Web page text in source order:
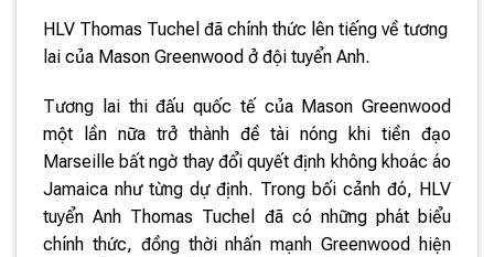
HLV Thomas Tuchel đã chính thức lên tiếng về tương
lai của Mason Greenwood ở đội tuyển Anh.
Tương lai thi đấu quốc tế của Mason Greenwood
một lần nữa trở thành đề tài nóng khi tiền đạo
Marseille bất ngờ thay đổi quyết định không khoác áo
Jamaica như từng dự định. Trong bối cảnh đó, HLV
tuyển Anh Thomas Tuchel đã có những phát biểu
chính thức, đồng thời nhấn mạnh Greenwood hiện